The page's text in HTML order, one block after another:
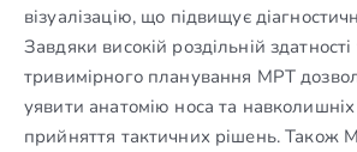
візуалізацію, що підвищує
Завдяки високій роздільній
тривимірного планування МРТ
уявити анатомію носа та
прийняття тактичних рішень. Також